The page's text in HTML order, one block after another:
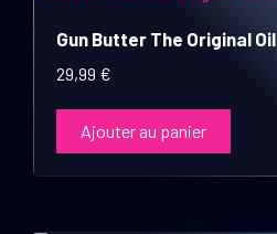
Gun Butter The Original Oil
29,99 €
Ajouter au panier